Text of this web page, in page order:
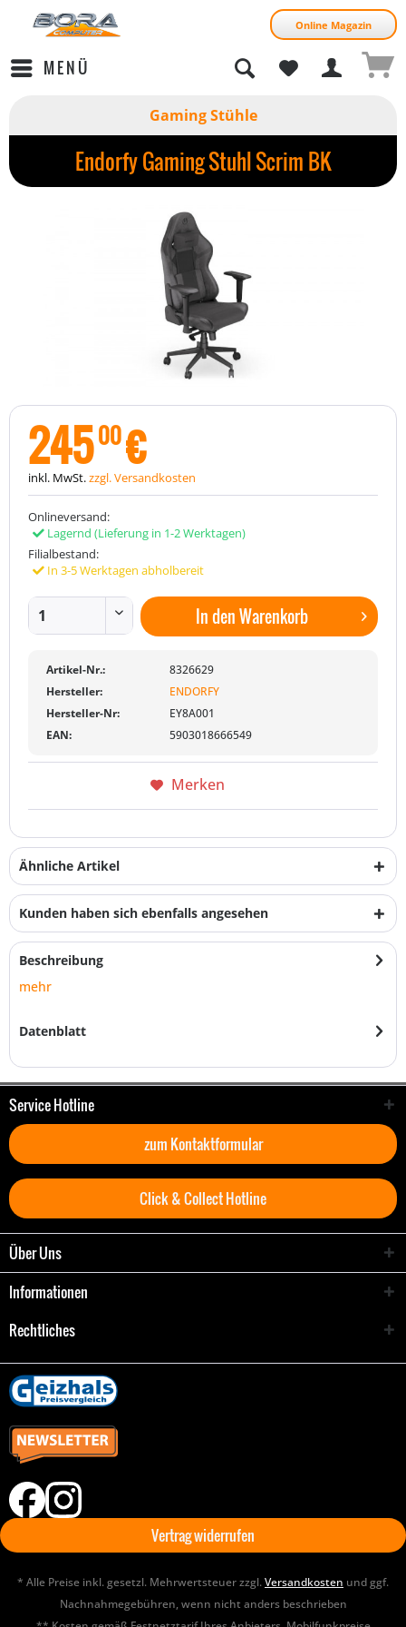
Online Magazin
MENÜ
Gaming Stühle
Endorfy Gaming Stuhl Scrim BK
24500€
inkl. MwSt.zzgl. Versandkosten
Onlineversand:
Lagernd (Lieferung in 1-2 Werktagen)
Filialbestand:
In 3-5 Werktagen abholbereit
In denWarenkorb
Artikel-Nr.:
8326629
Hersteller:
ENDORFY
Hersteller-Nr:
EY8A001
EAN:
5903018666549
Merken
Ähnliche Artikel
Kunden haben sich ebenfalls angesehen
Beschreibung
mehr
Datenblatt
Service Hotline
zum Kontaktformular
Click & Collect Hotline
Über Uns
Informationen
Rechtliches
Vertrag widerrufen
* Alle Preise inkl. gesetzl. Mehrwertsteuer zzgl.Versandkosten und ggf.
Nachnahmegebühren, wenn nicht anders beschrieben